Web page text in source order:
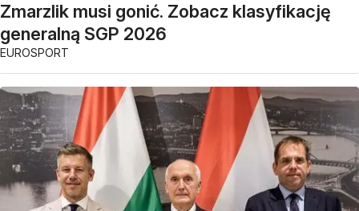
Zmarzlik musi gonić. Zobacz klasyfikację
generalną SGP 2026
EUROSPORT